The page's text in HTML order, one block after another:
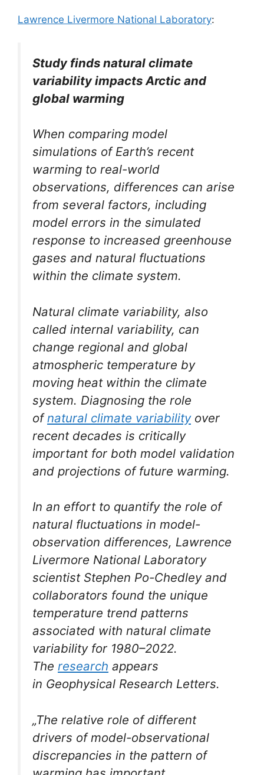
Lawrence Livermore National Laboratory:
Study finds natural climate
variability impacts Arctic and
global warming
When comparing model
simulations of Earth’s recent
warming to real-world
observations, differences can arise
from several factors, including
model errors in the simulated
response to increased greenhouse
gases and natural fluctuations
within the climate system.
Natural climate variability, also
called internal variability, can
change regional and global
atmospheric temperature by
moving heat within the climate
system. Diagnosing the role
ofnatural climate variabilityover
recent decades is critically
important for both model validation
and projections of future warming.
In an effort to quantify the role of
natural fluctuations in model-
observation differences, Lawrence
Livermore National Laboratory
scientist Stephen Po-Chedley and
collaborators found the unique
temperature trend patterns
associated with natural climate
variability for 1980–2022.
The research appears
in Geophysical Research Letters.
„The relative role of different
drivers of model-observational
discrepancies in the pattern of